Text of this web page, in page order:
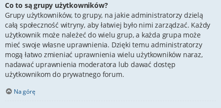
Co to są grupy użytkowników?
Grupy użytkowników, to grupy, na jakie administratorzy dzielą
całą społeczność witryny, aby łatwiej było nimi zarządzać. Każdy
użytkownik może należeć do wielu grup, a każda grupa może
mieć swoje własne uprawnienia. Dzięki temu administratorzy
mogą łatwo zmieniać uprawnienia wielu użytkowników naraz,
nadawać uprawnienia moderatora lub dawać dostęp
użytkownikom do prywatnego forum.
Na górę